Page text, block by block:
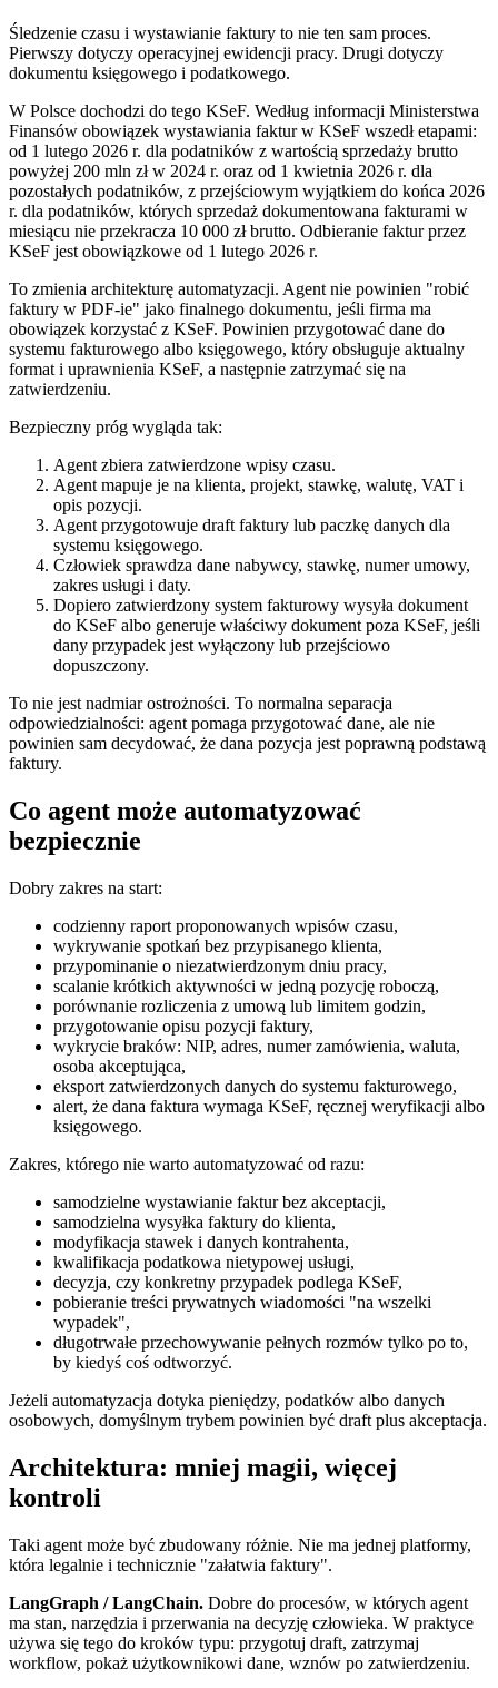
Śledzenie czasu i wystawianie faktury to nie ten sam proces.
Pierwszy dotyczy operacyjnej ewidencji pracy. Drugi dotyczy
dokumentu księgowego i podatkowego.
W Polsce dochodzi do tego KSeF. Według informacji Ministerstwa
Finansów obowiązek wystawiania faktur w KSeF wszedł etapami:
od 1 lutego 2026 r. dla podatników z wartością sprzedaży brutto
powyżej 200 mln zł w 2024 r. oraz od 1 kwietnia 2026 r. dla
pozostałych podatników, z przejściowym wyjątkiem do końca 2026
r. dla podatników, których sprzedaż dokumentowana fakturami w
miesiącu nie przekracza 10 000 zł brutto. Odbieranie faktur przez
KSeF jest obowiązkowe od 1 lutego 2026 r.
To zmienia architekturę automatyzacji. Agent nie powinien "robić
faktury w PDF-ie" jako finalnego dokumentu, jeśli firma ma
obowiązek korzystać z KSeF. Powinien przygotować dane do
systemu fakturowego albo księgowego, który obsługuje aktualny
format i uprawnienia KSeF, a następnie zatrzymać się na
zatwierdzeniu.
Bezpieczny próg wygląda tak:
Agent zbiera zatwierdzone wpisy czasu.
Agent mapuje je na klienta, projekt, stawkę, walutę, VAT i
opis pozycji.
Agent przygotowuje draft faktury lub paczkę danych dla
systemu księgowego.
Człowiek sprawdza dane nabywcy, stawkę, numer umowy,
zakres usługi i daty.
Dopiero zatwierdzony system fakturowy wysyła dokument
do KSeF albo generuje właściwy dokument poza KSeF, jeśli
dany przypadek jest wyłączony lub przejściowo
dopuszczony.
To nie jest nadmiar ostrożności. To normalna separacja
odpowiedzialności: agent pomaga przygotować dane, ale nie
powinien sam decydować, że dana pozycja jest poprawną podstawą
faktury.
Co agent może automatyzować
bezpiecznie
Dobry zakres na start:
codzienny raport proponowanych wpisów czasu,
wykrywanie spotkań bez przypisanego klienta,
przypominanie o niezatwierdzonym dniu pracy,
scalanie krótkich aktywności w jedną pozycję roboczą,
porównanie rozliczenia z umową lub limitem godzin,
przygotowanie opisu pozycji faktury,
wykrycie braków: NIP, adres, numer zamówienia, waluta,
osoba akceptująca,
eksport zatwierdzonych danych do systemu fakturowego,
alert, że dana faktura wymaga KSeF, ręcznej weryfikacji albo
księgowego.
Zakres, którego nie warto automatyzować od razu:
samodzielne wystawianie faktur bez akceptacji,
samodzielna wysyłka faktury do klienta,
modyfikacja stawek i danych kontrahenta,
kwalifikacja podatkowa nietypowej usługi,
decyzja, czy konkretny przypadek podlega KSeF,
pobieranie treści prywatnych wiadomości "na wszelki
wypadek",
długotrwałe przechowywanie pełnych rozmów tylko po to,
by kiedyś coś odtworzyć.
Jeżeli automatyzacja dotyka pieniędzy, podatków albo danych
osobowych, domyślnym trybem powinien być draft plus akceptacja.
Architektura: mniej magii, więcej
kontroli
Taki agent może być zbudowany różnie. Nie ma jednej platformy,
która legalnie i technicznie "załatwia faktury".
LangGraph / LangChain. Dobre do procesów, w których agent
ma stan, narzędzia i przerwania na decyzję człowieka. W praktyce
używa się tego do kroków typu: przygotuj draft, zatrzymaj
workflow, pokaż użytkownikowi dane, wznów po zatwierdzeniu.